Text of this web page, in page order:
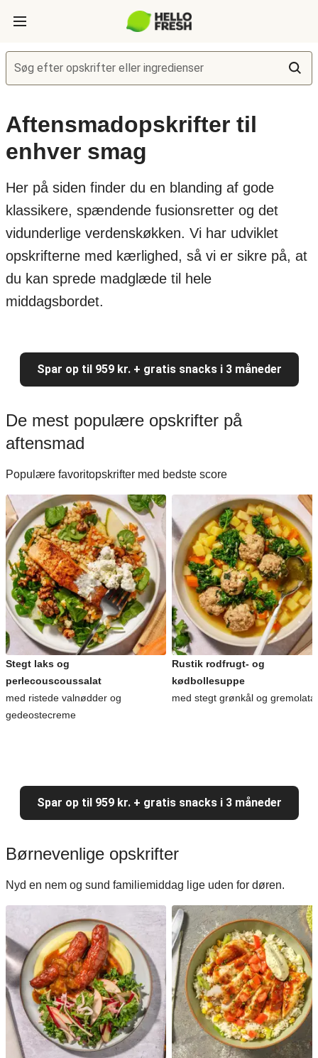
Søg efter opskrifter eller ingredienser
Aftensmadopskrifter til
enhver smag
Her på siden finder du en blanding af gode
klassikere, spændende fusionsretter og det
vidunderlige verdenskøkken. Vi har udviklet
opskrifterne med kærlighed, så vi er sikre på, at
du kan sprede madglæde til hele
middagsbordet.
Spar op til 959 kr. + gratis snacks i 3 måneder
De mest populære opskrifter på
aftensmad
Populære favoritopskrifter med bedste score
Stegt laks og
perlecouscoussalat
med ristede valnødder og
gedeostecreme
Rustik rodfrugt- og
kødbollesuppe
med stegt grønkål og gremolata
Spar op til 959 kr. + gratis snacks i 3 måneder
Børnevenlige opskrifter
Nyd en nem og sund familiemiddag lige uden for døren.